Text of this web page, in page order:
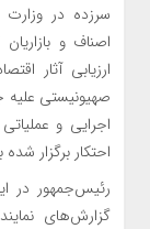
سرزده در
اصناف و
ارزیابی آثار
صهیونیستی علیه
اجرایی و
احتکار برگزار
رئیس‌جمهور در
گزارش‌های